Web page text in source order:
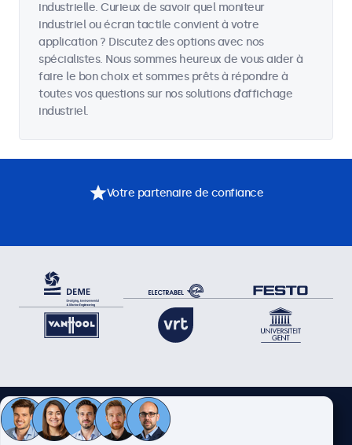
industrielle. Curieux de savoir quel moniteur
industriel ou écran tactile convient à votre
application ? Discutez des options avec nos
spécialistes. Nous sommes heureux de vous aider à
faire le bon choix et sommes prêts à répondre à
toutes vos questions sur nos solutions d’affichage
industriel.
Votre partenaire de confiance
Besoin d’aide ? Parlez